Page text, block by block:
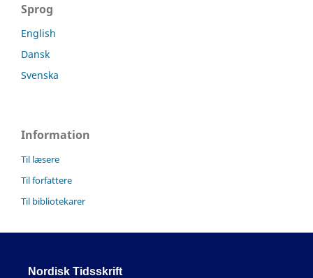
Sprog
English
Dansk
Svenska
Information
Til læsere
Til forfattere
Til bibliotekarer
Nordisk Tidsskrift